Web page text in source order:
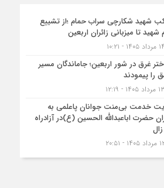
شهید شکارچی سراب حمام ؛از تشییع
شهید تا میزبانی زائران اربعین
غرق در شور اربعین؛ جاماندگان مسیر
را پیمودند
خدمت بی‌منت جوانان پاعلمی به
حضرت اباعبدالله الحسین (ع)در آزادراه